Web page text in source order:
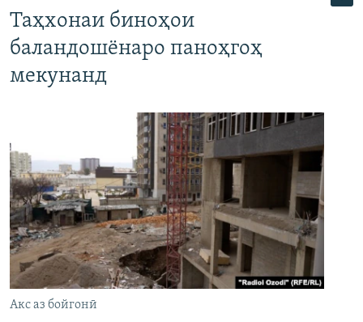
Таҳхонаи биноҳои
баландошёнаро паноҳгоҳ
мекунанд
Акс аз бойгонӣ